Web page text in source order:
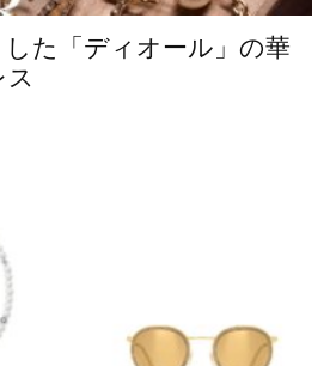
た「ディオール」の華